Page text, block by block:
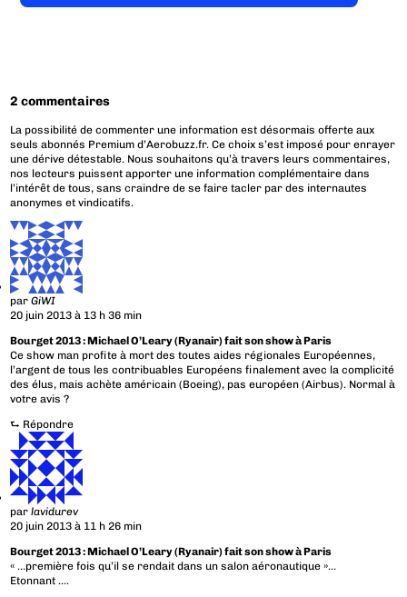
2 commentaires
La possibilité de commenter une information est désormais offerte aux
seuls abonnés Premium d’Aerobuzz.fr. Ce choix s’est imposé pour enrayer
une dérive détestable. Nous souhaitons qu’à travers leurs commentaires,
nos lecteurs puissent apporter une information complémentaire dans
l’intérêt de tous, sans craindre de se faire tacler par des internautes
anonymes et vindicatifs.
parGiWI
20 juin 2013 à 13 h 36 min
Bourget 2013 : Michael O’Leary (Ryanair) fait son show à Paris
Ce show man profite à mort des toutes aides régionales Européennes,
l’argent de tous les contribuables Européens finalement avec la complicité
des élus, mais achète américain (Boeing), pas européen (Airbus). Normal à
votre avis ?
⮑ Répondre
parlavidurev
20 juin 2013 à 11 h 26 min
Bourget 2013 : Michael O’Leary (Ryanair) fait son show à Paris
« …première fois qu’il se rendait dans un salon aéronautique »…
Etonnant ….